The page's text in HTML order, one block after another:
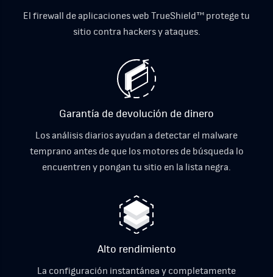
El firewall de aplicaciones web TrueShield™ protege tu
sitio contra hackers y ataques.
Garantía de devolución de dinero
Los análisis diarios ayudan a detectar el malware
temprano antes de que los motores de búsqueda lo
encuentren y pongan tu sitio en la lista negra.
Alto rendimiento
La configuración instantánea y completamente